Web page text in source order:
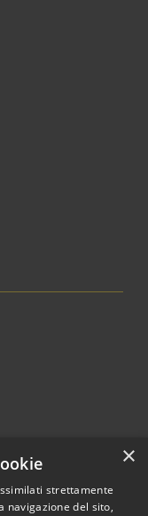
×
strettamente
navigazione del sito,